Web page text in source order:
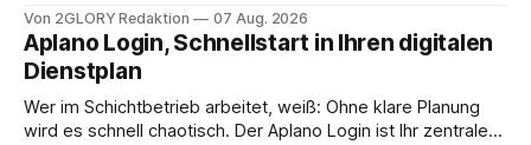
erledigen? Die kurze Antwort: Bei einfachen
Einkommensverhältnissen reicht häufig eine Steuersoftware
aus – sobald jedoch mehrere Einkunftsarten
zusammentreffen oder größere finanzielle Veränderungen
anstehen, zahlt sich professionelle Unterstützung meist
Von 2GLORY Redaktion 07 Aug. 2026
Aplano Login, Schnellstart in Ihren digitalen
Dienstplan
Wer im Schichtbetrieb arbeitet, weiß: Ohne klare Planung
wird es schnell chaotisch. Der Aplano Login ist Ihr zentraler